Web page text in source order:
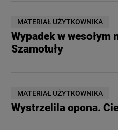
MATERIAŁ UŻYTKOWNIKA
Wypadek w wesołym
Szamotuły
MATERIAŁ UŻYTKOWNIKA
Wystrzelila opona.